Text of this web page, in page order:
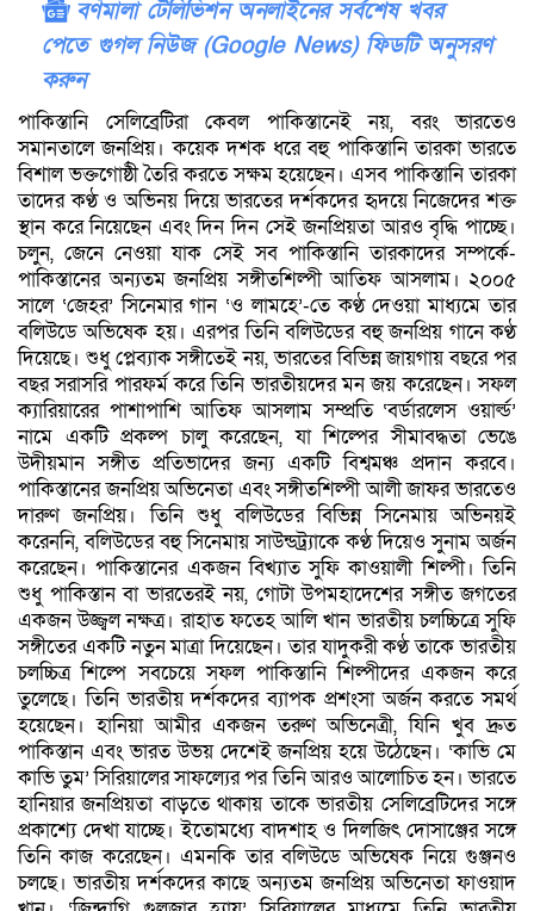
বর্ণমালা টেলিভিশন অনলাইনের সর্বশেষ খবর
পেতে গুগল নিউজ (Google News) ফিডটি অনুসরণ
করুন
পাকিস্তানি সেলিব্রেটিরা কেবল পাকিস্তানেই নয়, বরং ভারতেও
সমানতালে জনপ্রিয়। কয়েক দশক ধরে বহু পাকিস্তানি তারকা ভারতে
বিশাল ভক্তগোষ্ঠী তৈরি করতে সক্ষম হয়েছেন। এসব পাকিস্তানি তারকা
তাদের কণ্ঠ ও অভিনয় দিয়ে ভারতের দর্শকদের হৃদয়ে নিজেদের শক্ত
স্থান করে নিয়েছেন এবং দিন দিন সেই জনপ্রিয়তা আরও বৃদ্ধি পাচ্ছে।
চলুন, জেনে নেওয়া যাক সেই সব পাকিস্তানি তারকাদের সম্পর্কে-
পাকিস্তানের অন্যতম জনপ্রিয় সঙ্গীতশিল্পী আতিফ আসলাম। ২০০৫
সালে ‘জেহর’ সিনেমার গান ‘ও লামহে’-তে কণ্ঠ দেওয়া মাধ্যমে তার
বলিউডে অভিষেক হয়। এরপর তিনি বলিউডের বহু জনপ্রিয় গানে কণ্ঠ
দিয়েছে। শুধু প্লেব্যাক সঙ্গীতেই নয়, ভারতের বিভিন্ন জায়গায় বছরে পর
বছর সরাসরি পারফর্ম করে তিনি ভারতীয়দের মন জয় করেছেন। সফল
ক্যারিয়ারের পাশাপাশি আতিফ আসলাম সম্প্রতি ‘বর্ডারলেস ওয়ার্ল্ড’
নামে একটি প্রকল্প চালু করেছেন, যা শিল্পের সীমাবদ্ধতা ভেঙে
উদীয়মান সঙ্গীত প্রতিভাদের জন্য একটি বিশ্বমঞ্চ প্রদান করবে।
পাকিস্তানের জনপ্রিয় অভিনেতা এবং সঙ্গীতশিল্পী আলী জাফর ভারতেও
দারুণ জনপ্রিয়। তিনি শুধু বলিউডের বিভিন্ন সিনেমায় অভিনয়ই
করেননি, বলিউডের বহু সিনেমায় সাউন্ডট্র্যাকে কণ্ঠ দিয়েও সুনাম অর্জন
করেছেন। পাকিস্তানের একজন বিখ্যাত সুফি কাওয়ালী শিল্পী। তিনি
শুধু পাকিস্তান বা ভারতেরই নয়, গোটা উপমহাদেশের সঙ্গীত জগতের
একজন উজ্জ্বল নক্ষত্র। রাহাত ফতেহ আলি খান ভারতীয় চলচ্চিত্রে সুফি
সঙ্গীতের একটি নতুন মাত্রা দিয়েছেন। তার যাদুকরী কণ্ঠ তাকে ভারতীয়
চলচ্চিত্র শিল্পে সবচেয়ে সফল পাকিস্তানি শিল্পীদের একজন করে
তুলেছে। তিনি ভারতীয় দর্শকদের ব্যাপক প্রশংসা অর্জন করতে সমর্থ
হয়েছেন। হানিয়া আমীর একজন তরুণ অভিনেত্রী, যিনি খুব দ্রুত
পাকিস্তান এবং ভারত উভয় দেশেই জনপ্রিয় হয়ে উঠেছেন। ‘কাভি মে
কাভি তুম’ সিরিয়ালের সাফল্যের পর তিনি আরও আলোচিত হন। ভারতে
হানিয়ার জনপ্রিয়তা বাড়তে থাকায় তাকে ভারতীয় সেলিব্রেটিদের সঙ্গে
প্রকাশ্যে দেখা যাচ্ছে। ইতোমধ্যে বাদশাহ ও দিলজিৎ দোসাঞ্জের সঙ্গে
তিনি কাজ করেছেন। এমনকি তার বলিউডে অভিষেক নিয়ে গুঞ্জনও
চলছে। ভারতীয় দর্শকদের কাছে অন্যতম জনপ্রিয় অভিনেতা ফাওয়াদ